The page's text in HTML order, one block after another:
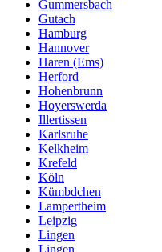
Gummersbach
Gutach
Hamburg
Hannover
Haren (Ems)
Herford
Hohenbrunn
Hoyerswerda
Illertissen
Karlsruhe
Kelkheim
Krefeld
Köln
Kümbdchen
Lampertheim
Leipzig
Lingen